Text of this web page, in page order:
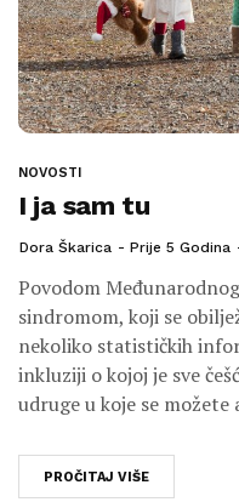
NOVOSTI
I ja sam tu
Dora Škarica Prije 5 Godina
Povodom
sindromom, koji se
nekoliko statističkih
inkluziji o kojoj je sve
udruge u koje se
PROČITAJ VIŠE